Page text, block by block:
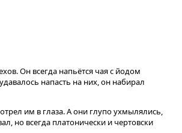
Он всегда напьётся чая с йодом
напасть на них, он набирал
им в глаза. А они глупо ухмылялись,
но всегда платонически и чертовски